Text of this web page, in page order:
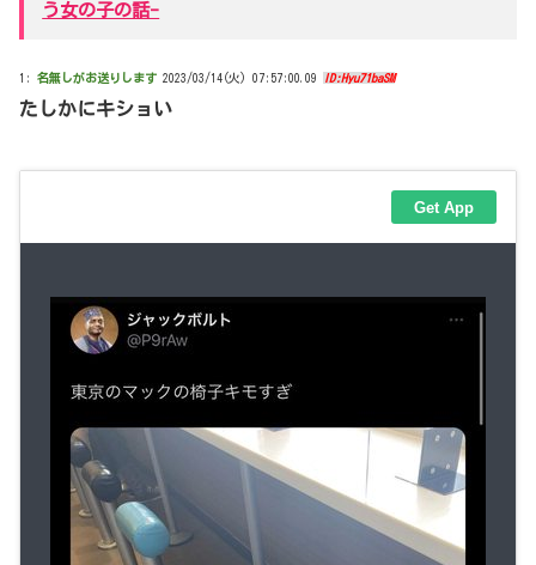
う女の子の話-
1: 名無しがお送りします 2023/03/14(火) 07:57:00.09 ID:Hyu71baSM
たしかにキショい